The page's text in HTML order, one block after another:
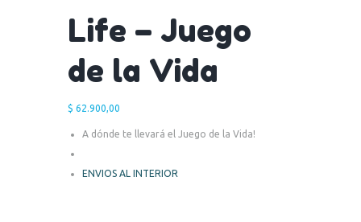
Life – Juego
de la Vida
$ 62.900,00
A dónde te llevará el Juego de la Vida!
ENVIOS AL INTERIOR